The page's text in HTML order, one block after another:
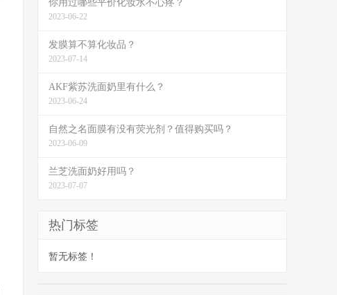
你用过哪些平价化妆水不心疼？
2023-06-22
发膜算不算化妆品？
2023-07-14
AKF紫苏洗面奶里有什么？
2023-06-24
自然之名面膜有没有荧光剂？值得购买吗？
2023-06-09
兰芝洗面奶好用吗？
2023-07-07
热门标签
暂无标签！